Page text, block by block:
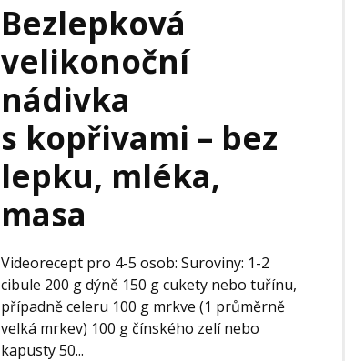
Bezlepková
velikonoční
nádivka
s kopřivami – bez
lepku, mléka,
masa
Videorecept pro 4-5 osob: Suroviny: 1-2
cibule 200 g dýně 150 g cukety nebo tuřínu,
případně celeru 100 g mrkve (1 průměrně
velká mrkev) 100 g čínského zelí nebo
kapusty 50...